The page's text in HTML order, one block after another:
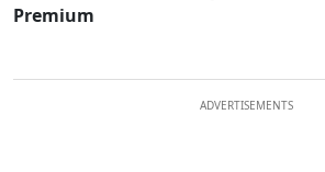
Premium
ADVERTISEMENTS